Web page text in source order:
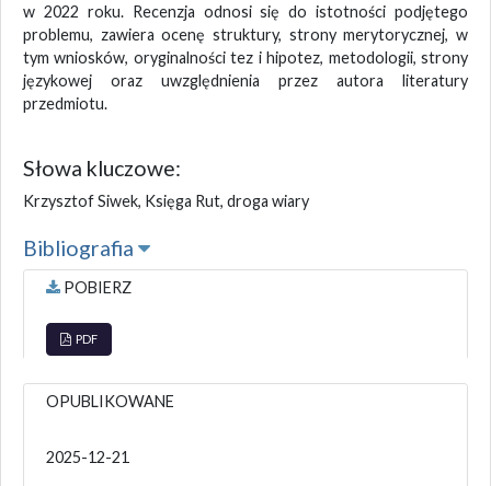
w 2022 roku. Recenzja odnosi się do istotności podjętego
problemu, zawiera ocenę struktury, strony merytorycznej, w
tym wniosków, oryginalności tez i hipotez, metodologii, strony
językowej oraz uwzględnienia przez autora literatury
przedmiotu.
Słowa kluczowe:
Krzysztof Siwek, Księga Rut, droga wiary
Bibliografia
POBIERZ
PDF
OPUBLIKOWANE
2025-12-21